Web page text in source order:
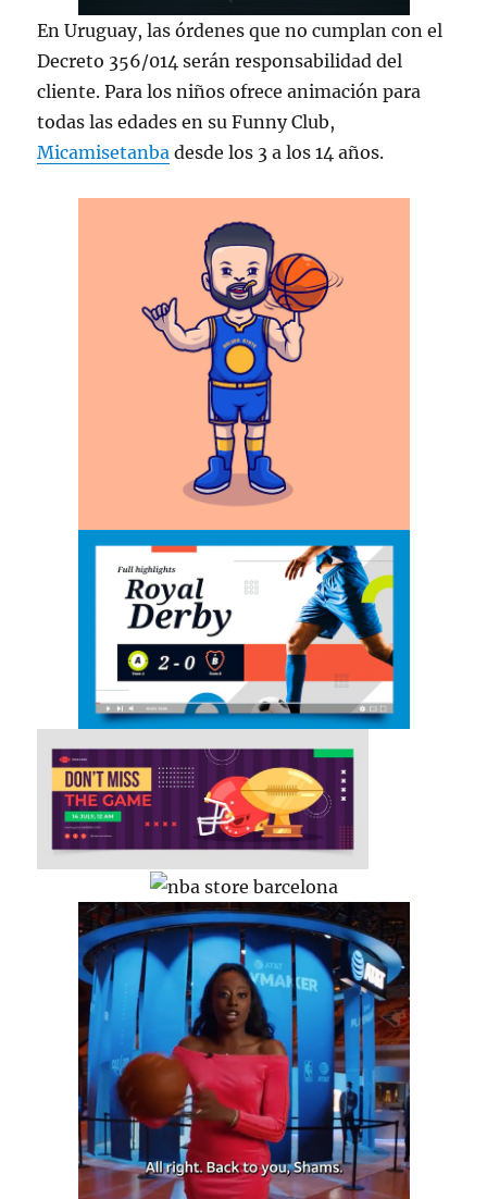
En Uruguay, las órdenes que no cumplan con el
Decreto 356/014 serán responsabilidad del
cliente. Para los niños ofrece animación para
todas las edades en su Funny Club,
Micamisetanba desde los 3 a los 14 años.